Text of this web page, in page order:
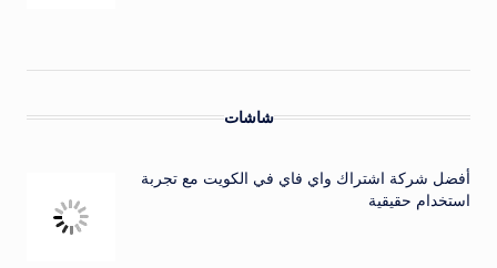
شاشات
أفضل شركة اشتراك واي فاي في الكويت مع تجربة
استخدام حقيقية